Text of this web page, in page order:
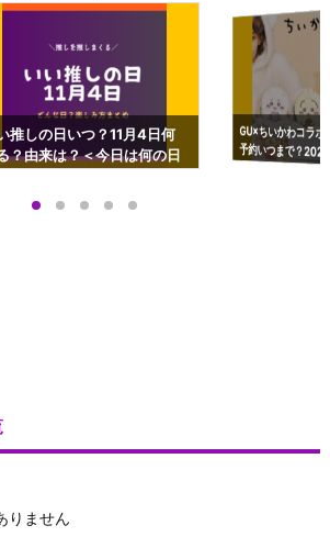
推しの日いつ？11月4日何
？由来は？＜今日は何の日
GU×ちいかわコラ
予約いつまで？
ーチやショルダー
りません